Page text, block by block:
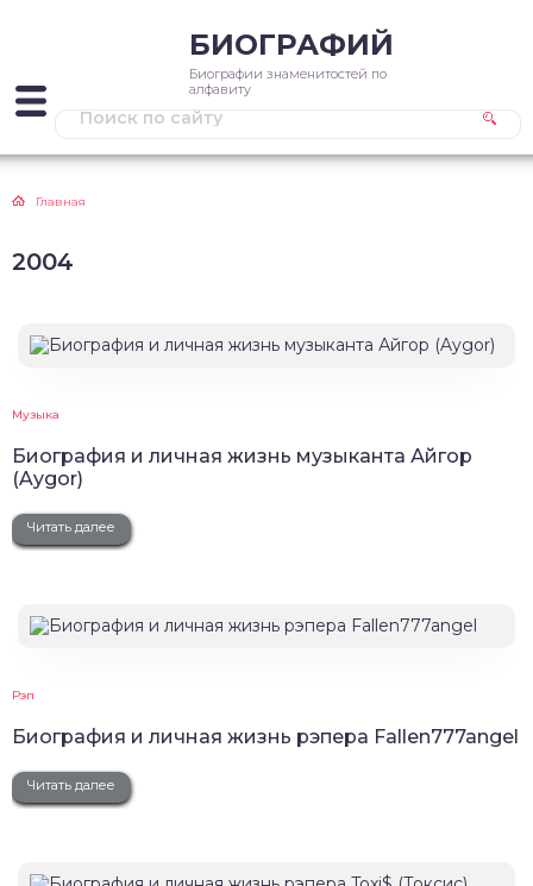
БИОГРАФИЙ
Биографии знаменитостей по
алфавиту
Главная
2004
Музыка
Биография и личная жизнь музыканта Айгор
(Aygor)
Читать далее
Рэп
Биография и личная жизнь рэпера Fallen777angel
Читать далее